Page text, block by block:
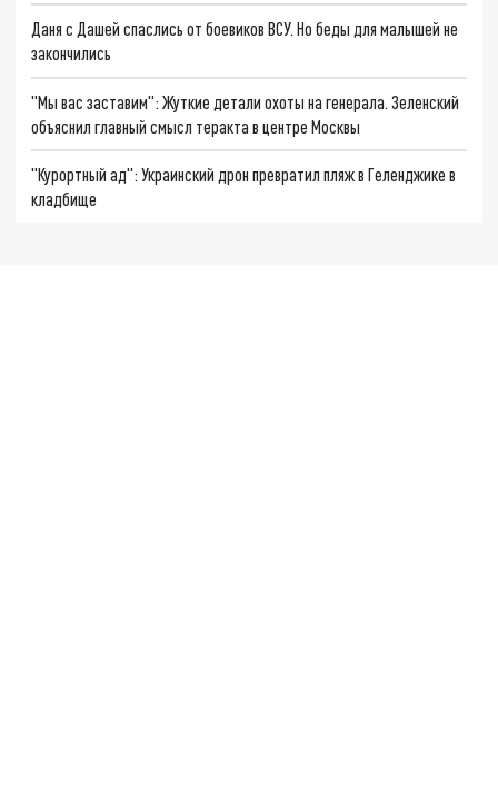
Даня с Дашей спаслись от боевиков ВСУ. Но беды для малышей не
закончились
"Мы вас заставим": Жуткие детали охоты на генерала. Зеленский
объяснил главный смысл теракта в центре Москвы
"Курортный ад": Украинский дрон превратил пляж в Геленджике в
кладбище